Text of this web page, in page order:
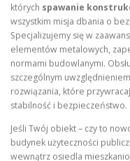
których spawanie
wszystkim misja dbania o
Specjalizujemy się w
elementów metalowych,
normami budowlanymi.
szczególnym
rozwiązania, które
stabilność i bezpieczeństwo.
Jeśli Twój obiekt – czy to
budynek użyteczności
wewnątrz osiedla